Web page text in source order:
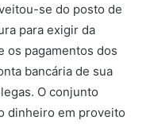
se do posto de
para exigir da
os pagamentos dos
bancária de sua
O conjunto
dinheiro em proveito